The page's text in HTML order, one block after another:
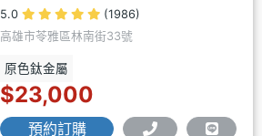
5.0
(1986)
高雄市苓雅區林南街33號
原色鈦金屬
$23,000
預約訂購